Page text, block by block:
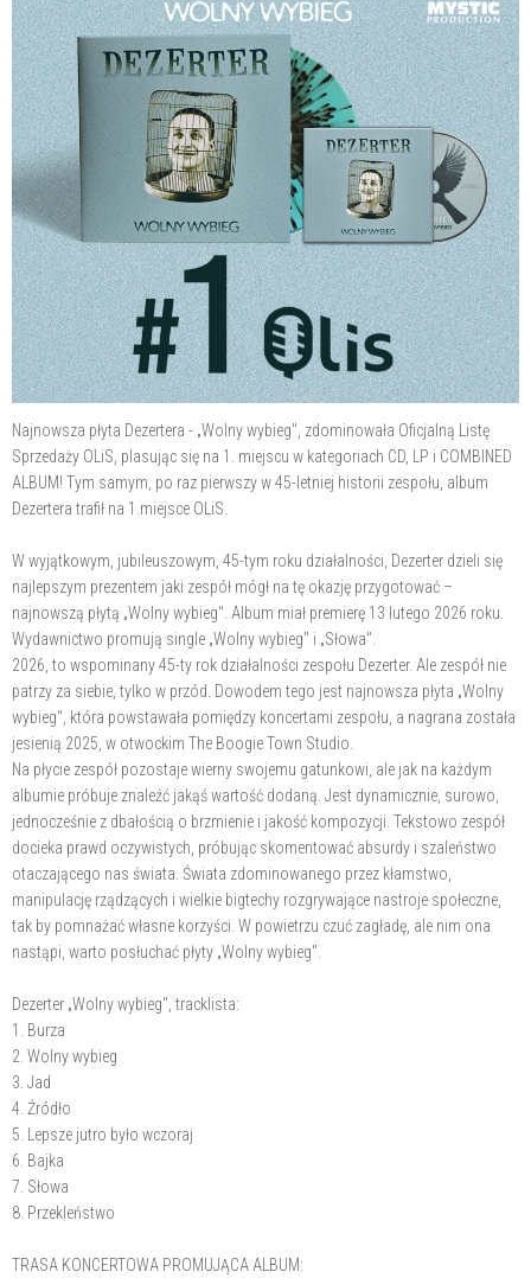
Najnowsza płyta Dezertera - „Wolny wybieg", zdominowała Oficjalną Listę
Sprzedaży OLiS, plasując się na 1. miejscu w kategoriach CD, LP i COMBINED
ALBUM! Tym samym, po raz pierwszy w 45-letniej historii zespołu, album
Dezertera trafił na 1.miejsce OLiS.
W wyjątkowym, jubileuszowym, 45-tym roku działalności, Dezerter dzieli się
najlepszym prezentem jaki zespół mógł na tę okazję przygotować –
najnowszą płytą „Wolny wybieg". Album miał premierę 13 lutego 2026 roku.
Wydawnictwo promują single „Wolny wybieg" i „Słowa".
2026, to wspominany 45-ty rok działalności zespołu Dezerter. Ale zespół nie
patrzy za siebie, tylko w przód. Dowodem tego jest najnowsza płyta „Wolny
wybieg", która powstawała pomiędzy koncertami zespołu, a nagrana została
jesienią 2025, w otwockim The Boogie Town Studio.
Na płycie zespół pozostaje wierny swojemu gatunkowi, ale jak na każdym
albumie próbuje znaleźć jakąś wartość dodaną. Jest dynamicznie, surowo,
jednocześnie z dbałością o brzmienie i jakość kompozycji. Tekstowo zespół
docieka prawd oczywistych, próbując skomentować absurdy i szaleństwo
otaczającego nas świata. Świata zdominowanego przez kłamstwo,
manipulację rządzących i wielkie bigtechy rozgrywające nastroje społeczne,
tak by pomnażać własne korzyści. W powietrzu czuć zagładę, ale nim ona
nastąpi, warto posłuchać płyty „Wolny wybieg".
Dezerter „Wolny wybieg", tracklista:
1. Burza
2. Wolny wybieg
3. Jad
4. Źródło
5. Lepsze jutro było wczoraj
6. Bajka
7. Słowa
8. Przekleństwo
TRASA KONCERTOWA PROMUJĄCA ALBUM: